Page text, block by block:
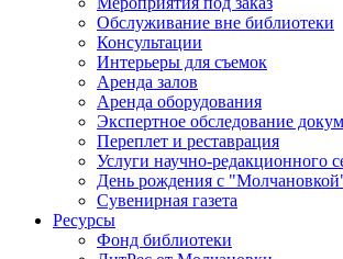
Обслуживание вне библиотеки
Консультации
Интерьеры для съемок
Аренда залов
Аренда оборудования
Экспертное обследование
Переплет и реставрация
Услуги научно-редакционного
День рождения с
Сувенирная газета
Ресурсы
Фонд библиотеки